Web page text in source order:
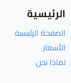
الرئيسية
الصفحة الرئيسية
الأسعار
لماذا نحن